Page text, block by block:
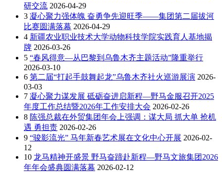
研交流 2026-04-29
3 凝心聚力强体魄 奋勇争先迎旺季——集团第二届拔河
比赛圆满落幕 2026-04-29
4 新疆农业职业技术大学动物科技学院实践育人基地揭
牌 2026-03-26
5 “春风得意—从巴黎到乌鲁木齐主题活动”隆重举行
2026-03-10
6 第二届“打起手鼓舞起龙”乌鲁木齐社火巡游展演 2026-
03-03
7 凝心聚力谋发展 砥砺奋进启新程—野马金服召开2025
年度工作总结暨2026年工作安排大会 2026-02-26
8 陈强总裁在外贸集团年会上强调：谋大局 抓大单 抢机
遇 勇担责 2026-02-26
9 “骏影流光” 马年新春艺术展在文化中心开展 2026-02-
12
10 龙马精神开盛景 野马奋蹄赴新程—野马文旅集团2026
年年会盛典圆满落幕 2026-02-12